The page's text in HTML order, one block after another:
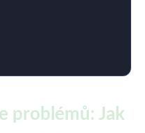
problémů: Jak